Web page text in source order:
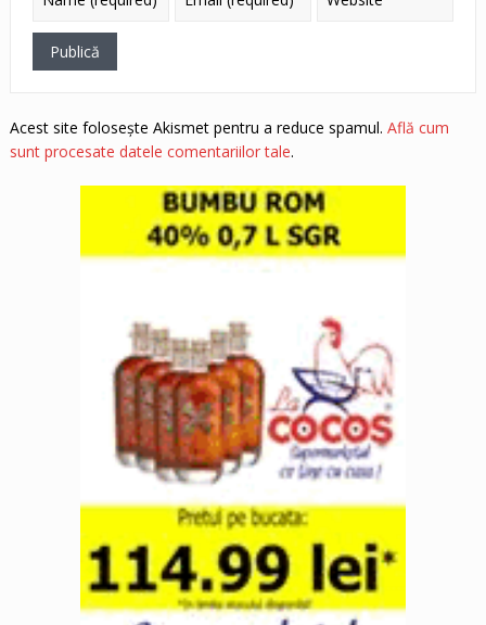
Acest site folosește Akismet pentru a reduce spamul. Află cum
sunt procesate datele comentariilor tale.